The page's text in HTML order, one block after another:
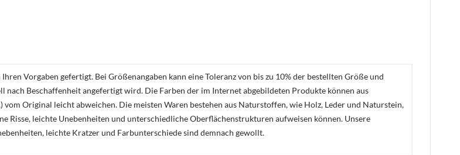
Vorgaben gefertigt. Bei Größenangaben kann eine Toleranz von bis zu 10% der bestellten Größe und
Beschaffenheit angefertigt wird. Die Farben der im Internet abgebildeten Produkte können aus
Original leicht abweichen. Die meisten Waren bestehen aus Naturstoffen, wie Holz, Leder und Naturstein,
Risse, leichte Unebenheiten und unterschiedliche Oberflächenstrukturen aufweisen können. Unsere
leichte Kratzer und Farbunterschiede sind demnach gewollt.